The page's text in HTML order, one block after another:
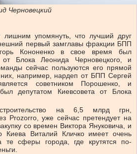
Черновецкий
упомянуть, что лучший друг
первый замглавы фракции БПП
Кононенко в свое время был
от Блока Леонида Черновецкого, и
сейчас пользуются его прямой
например, нардеп от БПП Сергей
советником Порошенко, и
депутатом Киевсовета от Блока
на 6,5 млрд грн,
Prozorro, уже сейчас претендует на
со времен Виктора Януковича, и
Киева Виталий Кличко имеет очень
те сферы города, где крутятся по-